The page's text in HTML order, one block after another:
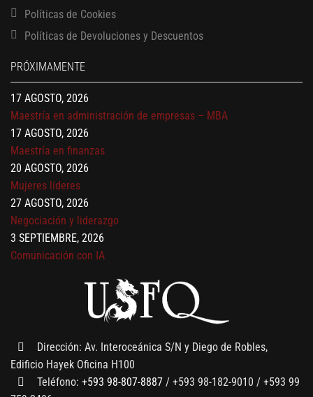
Políticas de Cookies
Políticas de Devoluciones y Descuentos
PRÓXIMAMENTE
13 AGOSTO, 2026
Finanzas para no financieros
Gerencia de empresas familiares
17 AGOSTO, 2026
Maestría en administración de empresas – MBA
17 AGOSTO, 2026
Maestría en finanzas
20 AGOSTO, 2026
Mujeres líderes
27 AGOSTO, 2026
Negociación y liderazgo
3 SEPTIEMBRE, 2026
Comunicación con IA
7 SEPTIEMBRE, 2026
Finanzas para no financieros
Dirección: Av. Interoceánica S/N y Diego de Robles,
Edificio Hayek Oficina H100
Teléfono: +593 98-807-8887 / +593 98-182-9010 / +593 99